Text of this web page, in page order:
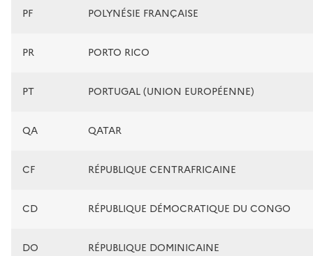
PF POLYNÉSIE FRANÇAISE
PR PORTO RICO
PT PORTUGAL (UNION EUROPÉENNE)
QA QATAR
CF RÉPUBLIQUE CENTRAFRICAINE
CD RÉPUBLIQUE DÉMOCRATIQUE DU CONGO
DO RÉPUBLIQUE DOMINICAINE